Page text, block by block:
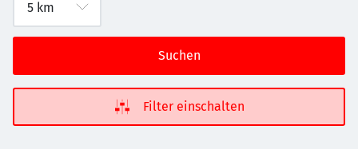
Suchen
Filter einschalten